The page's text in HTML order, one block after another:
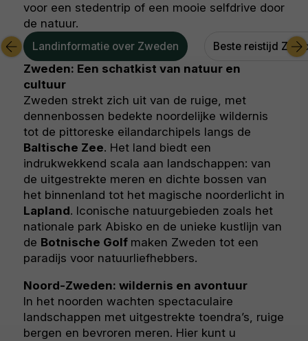
voor een stedentrip of een mooie selfdrive door
de natuur.
Landinformatie over Zweden Beste reistijd
Zweden: Een schatkist van natuur en
cultuur
Zweden strekt zich uit van de ruige, met
dennenbossen bedekte noordelijke wildernis
tot de pittoreske eilandarchipels langs de
Baltische Zee. Het land biedt een
indrukwekkend scala aan landschappen: van
de uitgestrekte meren en dichte bossen van
het binnenland tot het magische noorderlicht in
Lapland. Iconische natuurgebieden zoals het
nationale park Abisko en de unieke kustlijn van
de Botnische Golf maken Zweden tot een
paradijs voor natuurliefhebbers.
Noord-Zweden: wildernis en avontuur
In het noorden wachten spectaculaire
landschappen met uitgestrekte toendra’s, ruige
bergen en bevroren meren. Hier kunt u